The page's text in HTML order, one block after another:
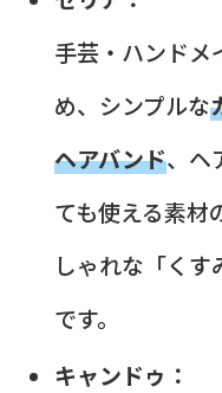
手芸・ハンドメ
め、シンプルな
ヘアバンド、ヘ
ても使える素材
しゃれな「く
です。
キャンドゥ：